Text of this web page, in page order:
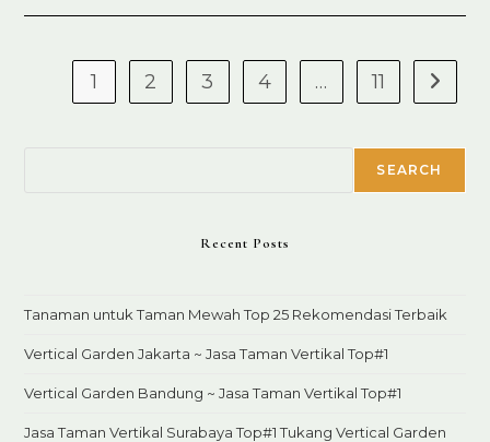
Sintetis
Top.1
Best
Seller
1 2 3 4 … 11 Go to
SEARCH
Recent Posts
Tanaman untuk Taman Mewah Top 25 Rekomendasi Terbaik
Vertical Garden Jakarta ~ Jasa Taman Vertikal Top#1
Vertical Garden Bandung ~ Jasa Taman Vertikal Top#1
Jasa Taman Vertikal Surabaya Top#1 Tukang Vertical Garden